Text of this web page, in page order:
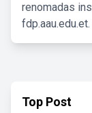
renomadas
fdp.aau.edu.et.
Top Post